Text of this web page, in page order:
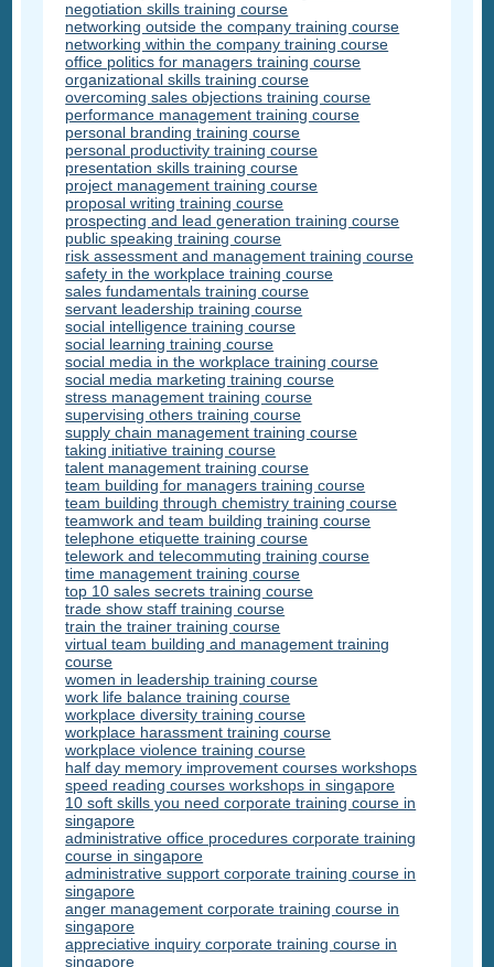
negotiation skills training course
networking outside the company training course
networking within the company training course
office politics for managers training course
organizational skills training course
overcoming sales objections training course
performance management training course
personal branding training course
personal productivity training course
presentation skills training course
project management training course
proposal writing training course
prospecting and lead generation training course
public speaking training course
risk assessment and management training course
safety in the workplace training course
sales fundamentals training course
servant leadership training course
social intelligence training course
social learning training course
social media in the workplace training course
social media marketing training course
stress management training course
supervising others training course
supply chain management training course
taking initiative training course
talent management training course
team building for managers training course
team building through chemistry training course
teamwork and team building training course
telephone etiquette training course
telework and telecommuting training course
time management training course
top 10 sales secrets training course
trade show staff training course
train the trainer training course
virtual team building and management training
course
women in leadership training course
work life balance training course
workplace diversity training course
workplace harassment training course
workplace violence training course
half day memory improvement courses workshops
speed reading courses workshops in singapore
10 soft skills you need corporate training course in
singapore
administrative office procedures corporate training
course in singapore
administrative support corporate training course in
singapore
anger management corporate training course in
singapore
appreciative inquiry corporate training course in
singapore